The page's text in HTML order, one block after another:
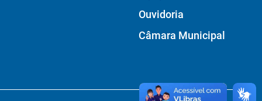
Ouvidoria
Câmara Municipal